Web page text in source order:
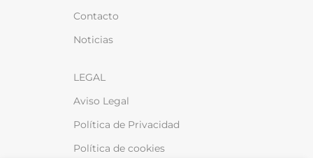
Contacto
Noticias
LEGAL
Aviso Legal
Política de Privacidad
Política de cookies